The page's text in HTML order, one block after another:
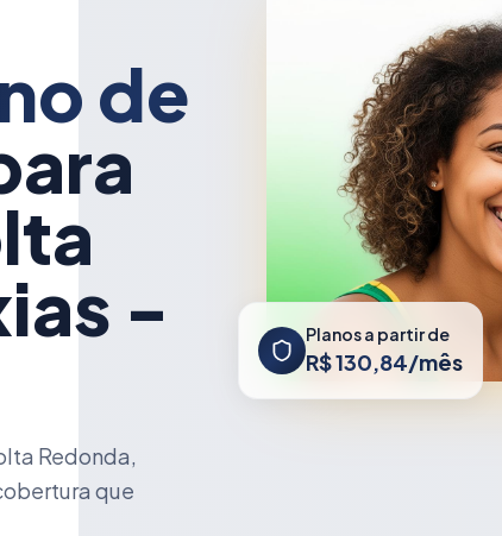
de
-
Redonda,
que
Planos a partir de
R$ 130,84/mês